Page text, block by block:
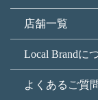
店舗一覧
Local Brandに
よくあるご質